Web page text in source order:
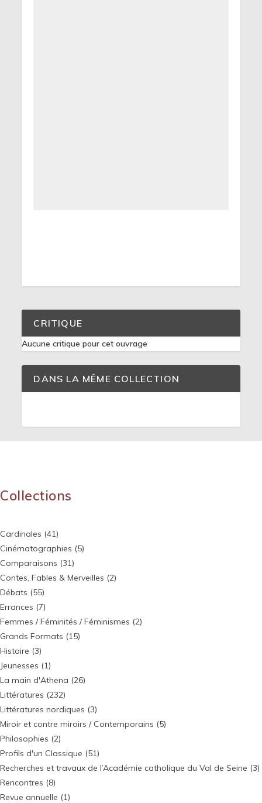
CRITIQUE
Aucune critique pour cet ouvrage
DANS LA MÊME COLLECTION
Collections
Cardinales (41)
Cinématographies (5)
Comparaisons (31)
Contes, Fables & Merveilles (2)
Débats (55)
Errances (7)
Femmes / Féminités / Féminismes (2)
Grands Formats (15)
Histoire (3)
Jeunesses (1)
La main d'Athena (26)
Littératures (232)
Littératures nordiques (3)
Miroir et contre miroirs / Contemporains (5)
Philosophies (2)
Profils d'un Classique (51)
Recherches et travaux de l’Académie catholique du Val de Seine (3)
Rencontres (8)
Revue annuelle (1)